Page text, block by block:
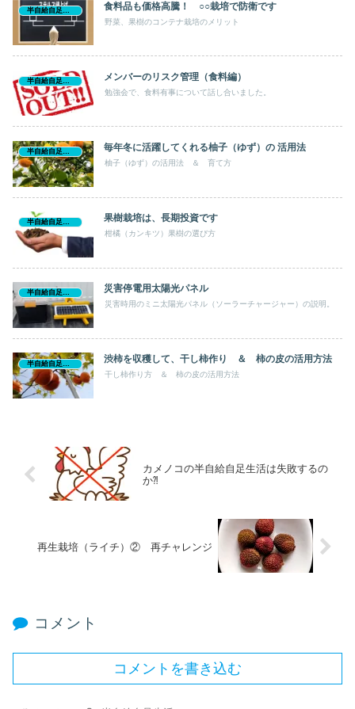
半自給自足生活 食料品も価格高騰！ ○○栽培で防衛です
野菜、果樹のコンテナ栽培のメリット
半自給自足生活 メンバーのリスク管理（食料編）
勉強会で、食料有事について話し合いました。
半自給自足生活 毎年冬に活躍してくれる柚子（ゆず）の 活用法
柚子（ゆず）の活用法 ＆ 育て方
半自給自足生活 果樹栽培は、長期投資です
柑橘（カンキツ）果樹の選び方
半自給自足生活 災害停電用太陽光パネル
災害時用のミニ太陽光パネル（ソーラーチャージャー）の説明。
渋柿を収穫して、干し柿作り ＆ 柿の皮の活用方法
干し柿作り方 ＆ 柿の皮の活用方法
カメノコの半自給自足生活は失敗するの
か⁈
再生栽培（ライチ）② 再チャレンジ
コメント
コメントを書き込む